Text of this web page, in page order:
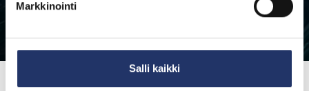
Markkinointi
Salli kaikki